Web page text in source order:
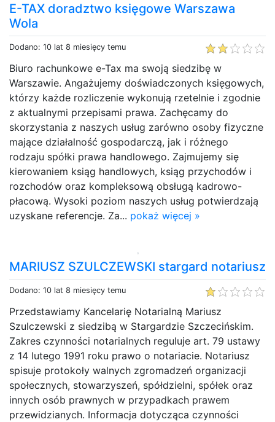
E-TAX doradztwo księgowe Warszawa
Wola
Dodano: 10 lat 8 miesięcy temu
Biuro rachunkowe e-Tax ma swoją siedzibę w
Warszawie. Angażujemy doświadczonych księgowych,
którzy każde rozliczenie wykonują rzetelnie i zgodnie
z aktualnymi przepisami prawa. Zachęcamy do
skorzystania z naszych usług zarówno osoby fizyczne
mające działalność gospodarczą, jak i różnego
rodzaju spółki prawa handlowego. Zajmujemy się
kierowaniem ksiąg handlowych, ksiąg przychodów i
rozchodów oraz kompleksową obsługą kadrowo-
płacową. Wysoki poziom naszych usług potwierdzają
uzyskane referencje. Za... pokaż więcej »
MARIUSZ SZULCZEWSKI stargard notariusz
Dodano: 10 lat 8 miesięcy temu
Przedstawiamy Kancelarię Notarialną Mariusz
Szulczewski z siedzibą w Stargardzie Szczecińskim.
Zakres czynności notarialnych reguluje art. 79 ustawy
z 14 lutego 1991 roku prawo o notariacie. Notariusz
spisuje protokoły walnych zgromadzeń organizacji
społecznych, stowarzyszeń, spółdzielni, spółek oraz
innych osób prawnych w przypadkach prawem
przewidzianych. Informacja dotycząca czynności